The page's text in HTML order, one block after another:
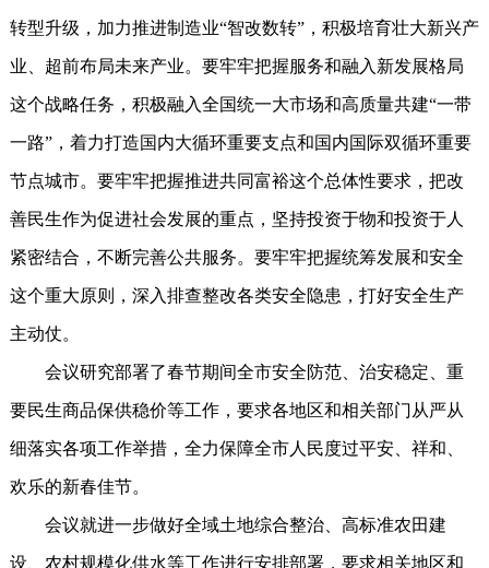
转型升级，加力推进制造业“智改数转”，积极培育壮大新兴产
业、超前布局未来产业。要牢牢把握服务和融入新发展格局
这个战略任务，积极融入全国统一大市场和高质量共建“一带
一路”，着力打造国内大循环重要支点和国内国际双循环重要
节点城市。要牢牢把握推进共同富裕这个总体性要求，把改
善民生作为促进社会发展的重点，坚持投资于物和投资于人
紧密结合，不断完善公共服务。要牢牢把握统筹发展和安全
这个重大原则，深入排查整改各类安全隐患，打好安全生产
主动仗。
会议研究部署了春节期间全市安全防范、治安稳定、重
要民生商品保供稳价等工作，要求各地区和相关部门从严从
细落实各项工作举措，全力保障全市人民度过平安、祥和、
欢乐的新春佳节。
会议就进一步做好全域土地综合整治、高标准农田建
设、农村规模化供水等工作进行安排部署，要求相关地区和